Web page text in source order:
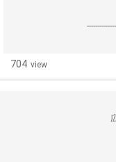
704 view